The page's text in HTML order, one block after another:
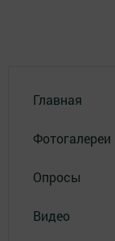
Главная
Фотогалереи
Опросы
Видео